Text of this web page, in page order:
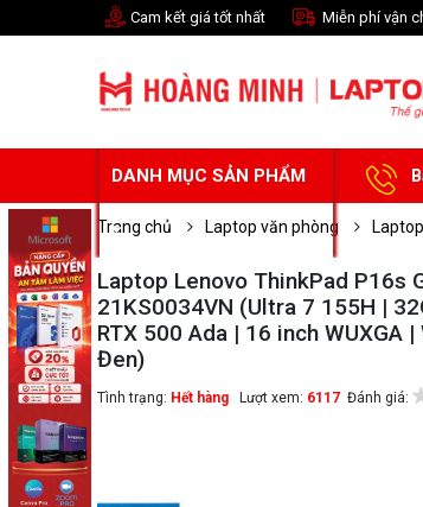
Cam kết giá tốt nhất Miễn phí vận
DANH MỤC SẢN PHẨM
Trang chủ Laptop văn phòng
Laptop Lenovo ThinkPad P16s
21KS0034VN (Ultra 7 155H |
RTX 500 Ada | 16 inch WUXGA
Đen)
Tình trạng: Hết hàng Lượt xem: 6117 Đánh giá: